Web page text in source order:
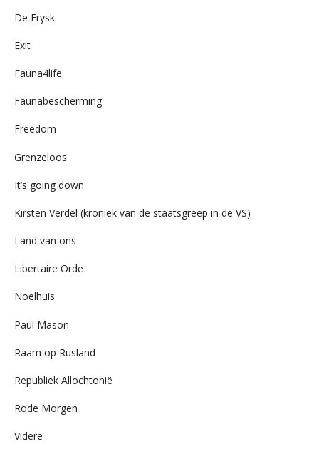
De Frysk
Exit
Fauna4life
Faunabescherming
Freedom
Grenzeloos
It’s going down
Kirsten Verdel (kroniek van de staatsgreep in de VS)
Land van ons
Libertaire Orde
Noelhuis
Paul Mason
Raam op Rusland
Republiek Allochtonië
Rode Morgen
Videre